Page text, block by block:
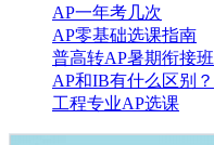
AP一年考几次
AP零基础选课指南
普高转AP暑期衔接班
AP和IB有什么区别？
工程专业AP选课